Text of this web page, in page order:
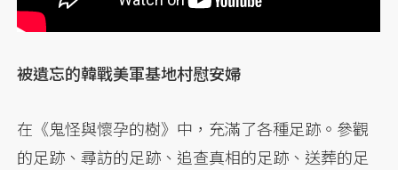
被遺忘的韓戰美軍基地村慰安婦
在《鬼怪與懷孕的樹》中，充滿了各種足跡。參觀
的足跡、尋訪的足跡、追查真相的足跡、送葬的足